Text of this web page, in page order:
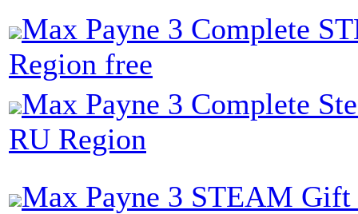
Max Payne 3 Complete
Region free
Max Payne 3 Complete
RU Region
Max Payne 3 STEAM